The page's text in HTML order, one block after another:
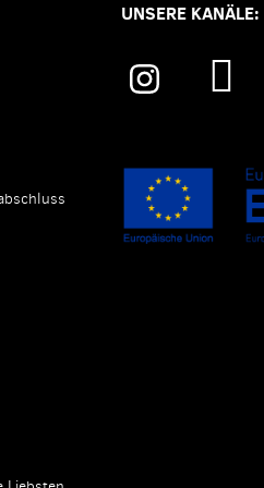
UNSERE KANÄLE: